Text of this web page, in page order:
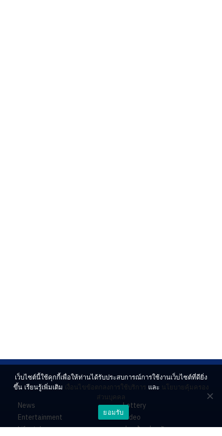
News
Entertainment
Lifestyle
Lottery
Video
ร่วมด้วยช่วยกัน
เว็บไซต์นี้ใช้คุกกี้เพื่อให้ท่านได้รับประสบการณ์การใช้งานเว็บไซต์ที่ดียิ่ง
ขึ้น เรียนรู้เพิ่มเติม เงื่อนไขข้อตกลงการใช้บริการ และ นโยบายคุ้มครอง
ส่วนบุคคล
ยอมรับ